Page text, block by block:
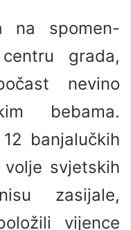
na spomen-
grada,
nevino
bebama.
banjalučkih
svjetskih
zasijale,
vijence